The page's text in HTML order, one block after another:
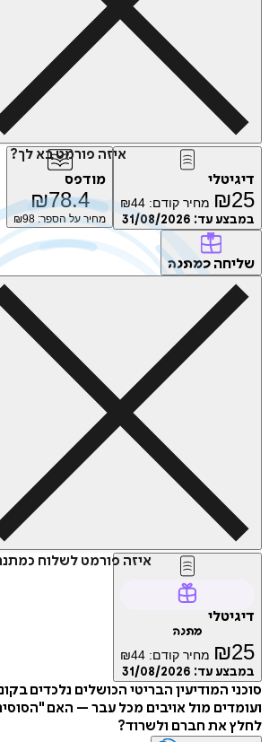
איזה פורמט בא לך?
₪ מחיר קודם: ₪44
עד:31/08/2026
מודפס
₪78.4
מחיר על הספר: ₪98
כמתנה
איזה פורמט לשלוח כמתנה?
₪ מחיר קודם: ₪44
עד:31/08/2026
המודיעין הבריטי הכושלים נלכדים
מול אויבים מכל עבר – האם "הסוסים
את חברם ולשרוד?